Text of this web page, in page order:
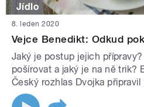
Jídlo
8. leden 2020
Vejce Benedikt: Odkud
Jaký je postup jejich
pošírovat a jaký je na ně trik?
Český rozhlas Dvojka připravil